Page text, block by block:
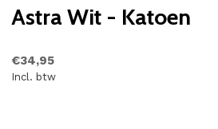
Astra Wit - Katoen
€34,95
Incl. btw